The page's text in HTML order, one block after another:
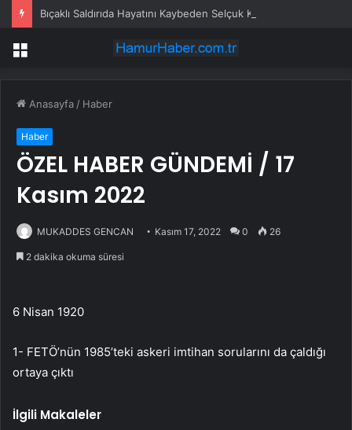
Menü
Anasayfa / Haber
Haber
ÖZEL HABER GÜNDEMİ / 17
Kasım 2022
MUKADDES GENCAN Kasım 17, 2022 0 26
2 dakika okuma süresi
6 Nisan 1920
1- FETÖ’nün 1985’teki askeri imtihan sorularını da çaldığı
ortaya çıktı
İlgili Makaleler